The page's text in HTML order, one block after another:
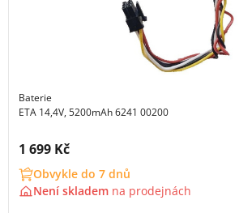
Baterie
ETA 14,4V, 5200mAh 6241 00200
Cena s DPH:
1 699 Kč
Obvykle do 7 dnů
Není skladem na prodejnách